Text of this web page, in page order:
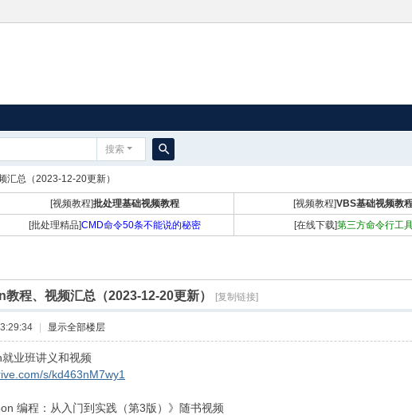
搜索
索
汇总（2023-12-20更新）
[视频教程]批处理基础视频教程 [视频教程]VBS基础视频教
[批处理精品]CMD命令50条不能说的秘密 [在线下载]第三方命令行工
教程、视频汇总（2023-12-20更新） [复制链接]
显示全部楼层
业班讲义和视频
s/kd463nM7wy1
编程：从入门到实践（第3版）》随书视频